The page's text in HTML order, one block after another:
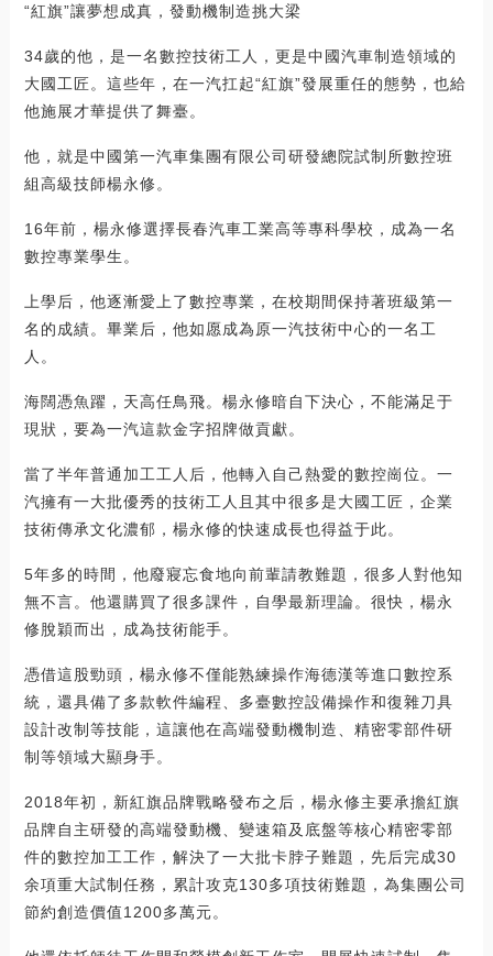
“紅旗”讓夢想成真，發動機制造挑大梁
34歲的他，是一名數控技術工人，更是中國汽車制造領域的
大國工匠。這些年，在一汽扛起“紅旗”發展重任的態勢，也給
他施展才華提供了舞臺。
他，就是中國第一汽車集團有限公司研發總院試制所數控班
組高級技師楊永修。
16年前，楊永修選擇長春汽車工業高等專科學校，成為一名
數控專業學生。
上學后，他逐漸愛上了數控專業，在校期間保持著班級第一
名的成績。畢業后，他如愿成為原一汽技術中心的一名工
人。
海闊憑魚躍，天高任鳥飛。楊永修暗自下決心，不能滿足于
現狀，要為一汽這款金字招牌做貢獻。
當了半年普通加工工人后，他轉入自己熱愛的數控崗位。一
汽擁有一大批優秀的技術工人且其中很多是大國工匠，企業
技術傳承文化濃郁，楊永修的快速成長也得益于此。
5年多的時間，他廢寢忘食地向前輩請教難題，很多人對他知
無不言。他還購買了很多課件，自學最新理論。很快，楊永
修脫穎而出，成為技術能手。
憑借這股勁頭，楊永修不僅能熟練操作海德漢等進口數控系
統，還具備了多款軟件編程、多臺數控設備操作和復雜刀具
設計改制等技能，這讓他在高端發動機制造、精密零部件研
制等領域大顯身手。
2018年初，新紅旗品牌戰略發布之后，楊永修主要承擔紅旗
品牌自主研發的高端發動機、變速箱及底盤等核心精密零部
件的數控加工工作，解決了一大批卡脖子難題，先后完成30
余項重大試制任務，累計攻克130多項技術難題，為集團公司
節約創造價值1200多萬元。